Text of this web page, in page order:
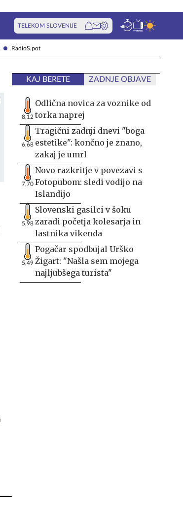
RadioS.pot
TELEKOM SLOVENIJE
KAJ BERETE ZADNJE OBJAVE
8,12
Odlična novica za voznike od
torka naprej
6,68
Tragični zadnji dnevi "boga
estetike": končno je znano,
zakaj je umrl
7,70
Novo razkritje v povezavi s
Fotopubom: sledi vodijo na
Islandijo
5,98
Slovenski gasilci v šoku
zaradi početja kolesarja in
lastnika vikenda
5,49
Pogačar spodbujal Urško
Žigart: "Našla sem mojega
najljubšega turista"